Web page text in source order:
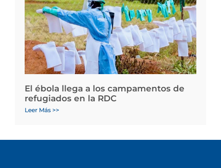
El ébola llega a los campamentos de
refugiados en la RDC
Leer Más >>